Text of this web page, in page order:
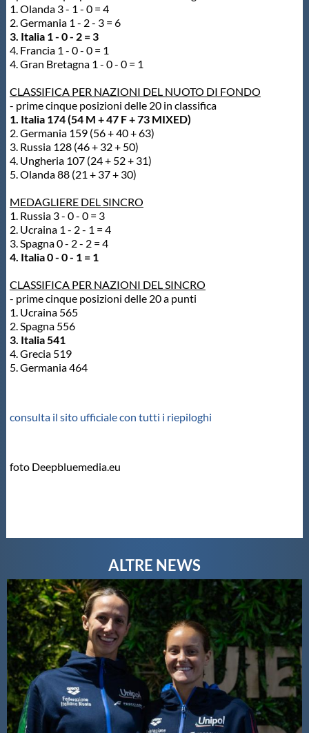
1. Olanda 3 - 1 - 0 = 4
2. Germania 1 - 2 - 3 = 6
3. Italia 1 - 0 - 2 = 3
4. Francia 1 - 0 - 0 = 1
4. Gran Bretagna 1 - 0 - 0 = 1
CLASSIFICA PER NAZIONI DEL NUOTO DI FONDO
- prime cinque posizioni delle 20 in classifica
1. Italia 174 (54 M + 47 F + 73 MIXED)
2. Germania 159 (56 + 40 + 63)
3. Russia 128 (46 + 32 + 50)
4. Ungheria 107 (24 + 52 + 31)
5. Olanda 88 (21 + 37 + 30)
MEDAGLIERE DEL SINCRO
1. Russia 3 - 0 - 0 = 3
2. Ucraina 1 - 2 - 1 = 4
3. Spagna 0 - 2 - 2 = 4
4. Italia 0 - 0 - 1 = 1
CLASSIFICA PER NAZIONI DEL SINCRO
- prime cinque posizioni delle 20 a punti
1. Ucraina 565
2. Spagna 556
3. Italia 541
4. Grecia 519
5. Germania 464
consulta il sito ufficiale con tutti i riepiloghi
foto Deepbluemedia.eu